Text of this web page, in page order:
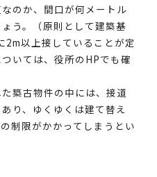
のか、間口が何メートル
う。（原則として建築基
2m以上接していることが定
いては、役所のHPでも確
築古物件の中には、接道
り、ゆくゆくは建て替え
制限がかかってしまうとい